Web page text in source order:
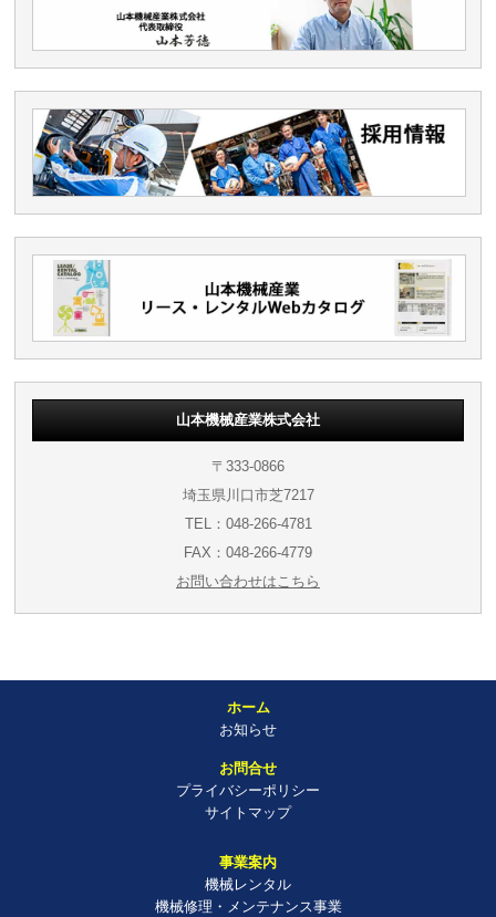
山本機械産業株式会社
〒333-0866
埼玉県川口市芝7217
TEL：048-266-4781
FAX：048-266-4779
お問い合わせはこちら
ホーム
お知らせ
お問合せ
プライバシーポリシー
サイトマップ
事業案内
機械レンタル
機械修理・メンテナンス事業